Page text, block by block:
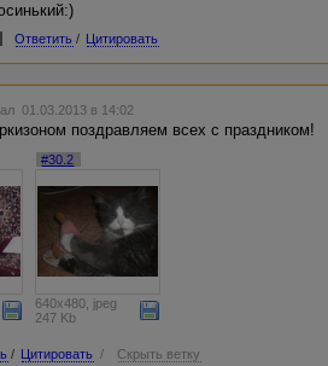
Ответить / Цитировать
01.03.2013 в 14:02
поздравляем всех с праздником!
#30.2
640x480, jpeg
247 Kb
/ Цитировать / Скрыть ветку